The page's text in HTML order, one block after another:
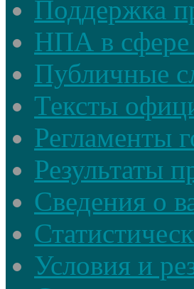
Поддержка
НПА в
Публичные
Тексты
Регламенты
Результаты
Сведения о
Условия и